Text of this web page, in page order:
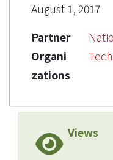
August 1, 2017
Partner
Organi
zations
Views